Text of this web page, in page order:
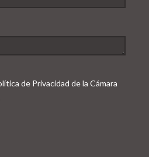
de Privacidad de la Cámara